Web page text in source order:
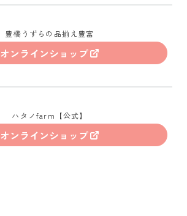
豊橋うずらの品揃え豊富
オンラインショップ
ハタノfarm【公式】
オンラインショップ